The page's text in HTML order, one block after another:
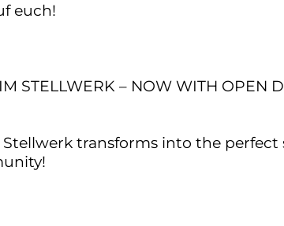
euch!
STELLWERK – NOW WITH OPEN
Stellwerk transforms into the perfect